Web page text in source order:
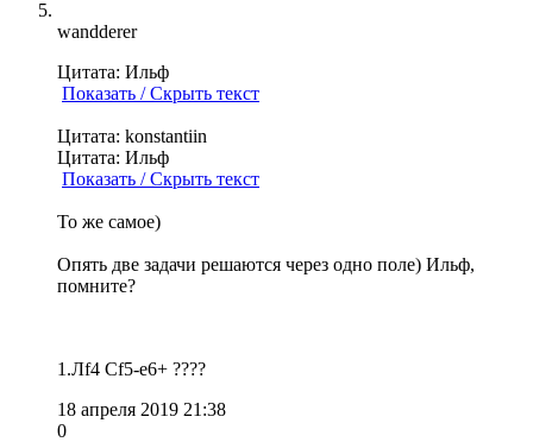
wandderer
Цитата: Ильф
Показать / Скрыть текст
Цитата: konstantiin
Цитата: Ильф
Показать / Скрыть текст
То же самое)
Опять две задачи решаются через одно поле) Ильф,
помните?
1.Лf4 Сf5-e6+ ????
18 апреля 2019 21:38
0